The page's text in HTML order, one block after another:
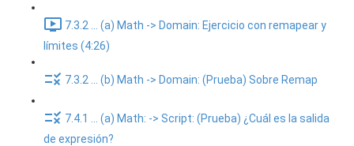
7.3.2 ... (a) Math -> Domain: Ejercicio con remapear y
límites (4:26)
7.3.2 ... (b) Math -> Domain: (Prueba) Sobre Remap
7.4.1 ... (a) Math: -> Script: (Prueba) ¿Cuál es la salida
de expresión?